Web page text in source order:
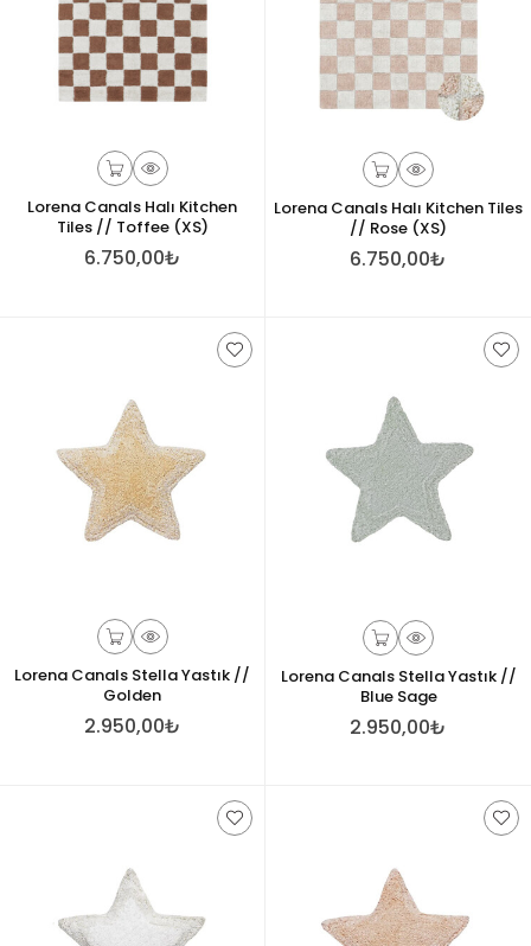
Lorena Canals Halı Kitchen
Tiles // Toffee (XS)
6.750,00₺
Lorena Canals Halı Kitchen Tiles
// Rose (XS)
6.750,00₺
Lorena Canals Stella Yastık //
Golden
2.950,00₺
Lorena Canals Stella Yastık //
Blue Sage
2.950,00₺